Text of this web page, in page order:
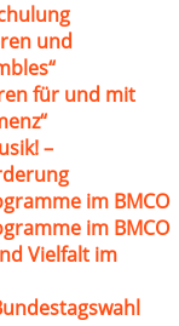
und
für und mit
–
im BMCO
im BMCO
Vielfalt im